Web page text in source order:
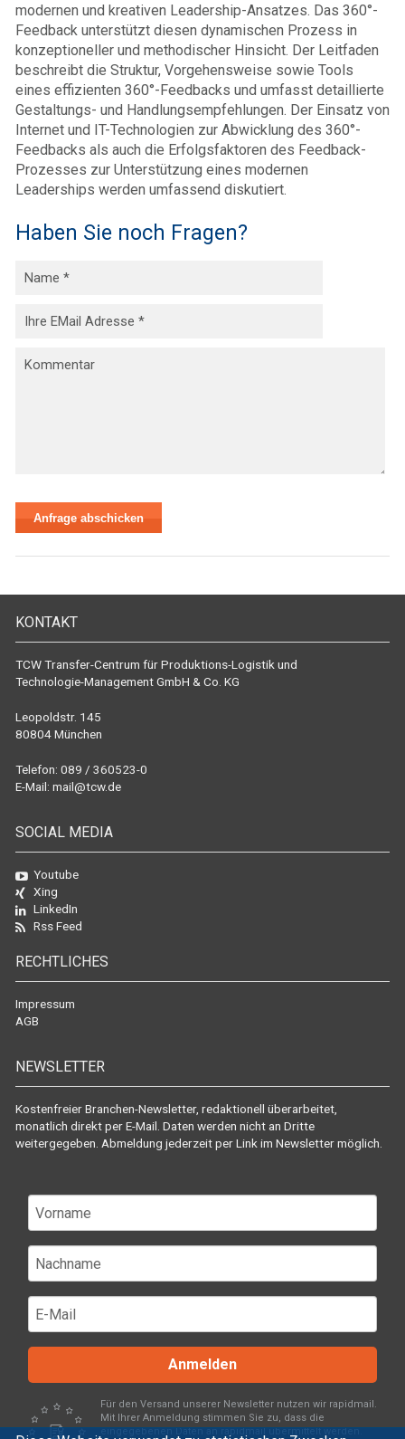
modernen und kreativen Leadership-Ansatzes. Das 360°-
Feedback unterstützt diesen dynamischen Prozess in
konzeptioneller und methodischer Hinsicht. Der Leitfaden
beschreibt die Struktur, Vorgehensweise sowie Tools
eines effizienten 360°-Feedbacks und umfasst detaillierte
Gestaltungs- und Handlungsempfehlungen. Der Einsatz von
Internet und IT-Technologien zur Abwicklung des 360°-
Feedbacks als auch die Erfolgsfaktoren des Feedback-
Prozesses zur Unterstützung eines modernen
Leaderships werden umfassend diskutiert.
Haben Sie noch Fragen?
KONTAKT
TCW Transfer-Centrum für Produktions-Logistik und
Technologie-Management GmbH & Co. KG
Leopoldstr. 145
80804 München
Telefon: 089 / 360523-0
E-Mail: mail@tcw.de
SOCIAL MEDIA
Youtube
Xing
LinkedIn
Rss Feed
RECHTLICHES
Impressum
AGB
NEWSLETTER
Kostenfreier Branchen-Newsletter, redaktionell überarbeitet,
monatlich direkt per E-Mail. Daten werden nicht an Dritte
weitergegeben. Abmeldung jederzeit per Link im Newsletter möglich.
Anmelden
Für den Versand unserer Newsletter nutzen wir rapidmail.
Mit Ihrer Anmeldung stimmen Sie zu, dass die
eingegebenen Daten an rapidmail übermittelt werden.